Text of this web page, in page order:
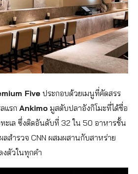
Five ประกอบด้วยเมนูที่คัดสรร
แรก Ankimo มูสตับปลาอังกิโมะที่ได้ชื่อ
ะเล ซึ่งติดอันดับที่ 32 ใน 50 อาหารชั้น
ลสำรวจ CNN ผสมผสานกับสาหร่าย
งตัวในทุกคำ